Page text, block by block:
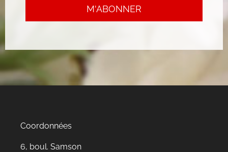
Coordonnées
6, boul. Samson